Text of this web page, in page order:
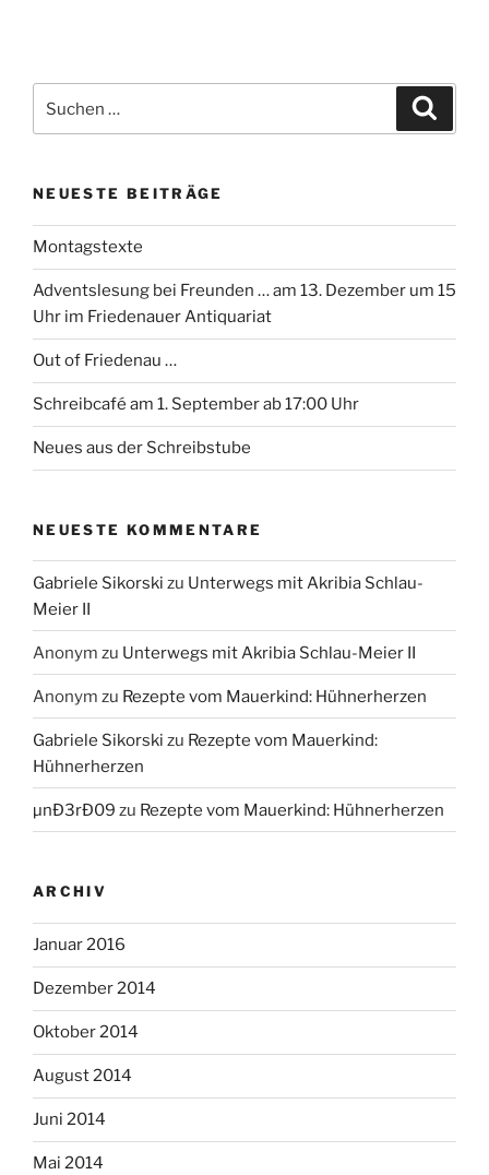
nach:
NEUESTE BEITRÄGE
Montagstexte
Adventslesung bei Freunden … am 13. Dezember um 15
Uhr im Friedenauer Antiquariat
Out of Friedenau …
Schreibcafé am 1. September ab 17:00 Uhr
Neues aus der Schreibstube
NEUESTE KOMMENTARE
Gabriele Sikorski zu Unterwegs mit Akribia Schlau-
Meier II
Anonym zu Unterwegs mit Akribia Schlau-Meier II
Anonym zu Rezepte vom Mauerkind: Hühnerherzen
Gabriele Sikorski zu Rezepte vom Mauerkind:
Hühnerherzen
µnÐ3rÐ09 zu Rezepte vom Mauerkind: Hühnerherzen
ARCHIV
Januar 2016
Dezember 2014
Oktober 2014
August 2014
Juni 2014
Mai 2014